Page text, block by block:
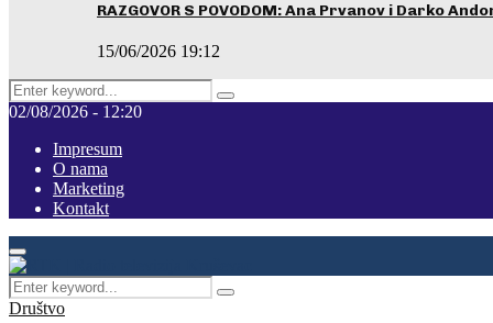
RAZGOVOR S POVODOM: Ana Prvanov i Darko
15/06/2026 19:12
Search
for:
Pretraga
02/08/2026 - 12:20
Impresum
O nama
Marketing
Kontakt
Facebook
Instagram
Youtube
Primary
Menu
Search
for:
Pretraga
Društvo